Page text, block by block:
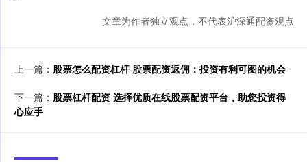
文章为作者独立观点，不代表沪深通配资观点
上一篇： 股票怎么配资杠杆 股票配资返佣：投资有利可图的机会
下一篇： 股票杠杆配资 选择优质在线股票配资平台，助您投资得
心应手